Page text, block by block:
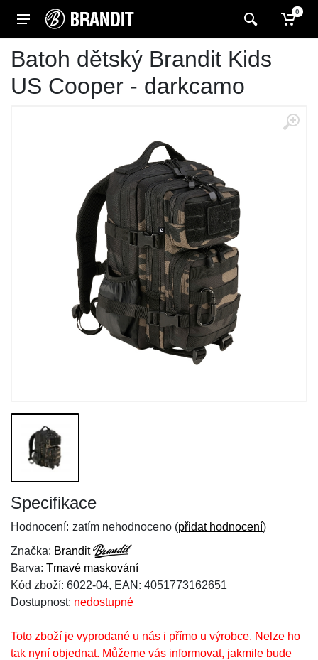
0
Batoh dětský Brandit Kids
US Cooper - darkcamo
Specifikace
Hodnocení: zatím nehodnoceno (přidat hodnocení)
Značka: Brandit
Barva: Tmavé maskování
Kód zboží: 6022-04, EAN: 4051773162651
Dostupnost: nedostupné
Toto zboží je vyprodané u nás i přímo u výrobce. Nelze ho
tak nyní objednat. Můžeme vás informovat, jakmile bude